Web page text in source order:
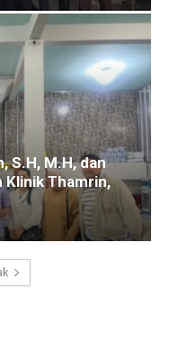
S.H, M.H, dan
Klinik Thamrin,